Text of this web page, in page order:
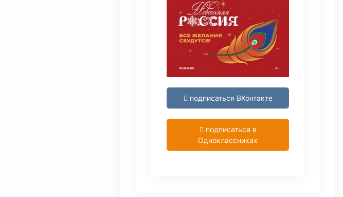
подписаться ВКонтакте
подписаться в
Одноклассниках